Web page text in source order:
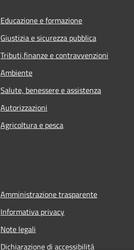
Educazione e formazione
Giustizia e sicurezza pubblica
Tributi,finanze e contravvenzioni
Ambiente
Salute, benessere e assistenza
Autorizzazioni
Agricoltura e pesca
Amministrazione trasparente
Informativa privacy
Note legali
Dichiarazione di accessibilità